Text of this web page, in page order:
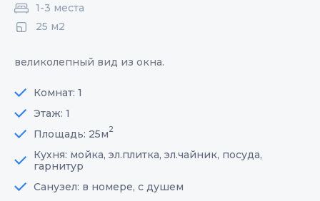
1-3 места
25 м2
великолепный вид из окна.
Комнат: 1
Этаж: 1
Площадь: 25м2
Кухня: мойка, эл.плитка, эл.чайник, посуда,
гарнитур
Санузел: в номере, с душем